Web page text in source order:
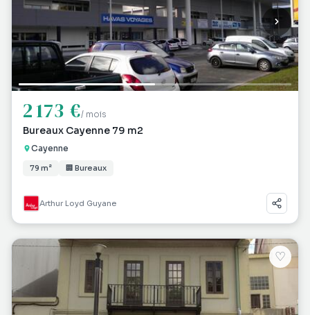
2 173 €/ mois
Bureaux Cayenne 79 m2
Cayenne
79 m² 🏢 Bureaux
Arthur Loyd Guyane
♡